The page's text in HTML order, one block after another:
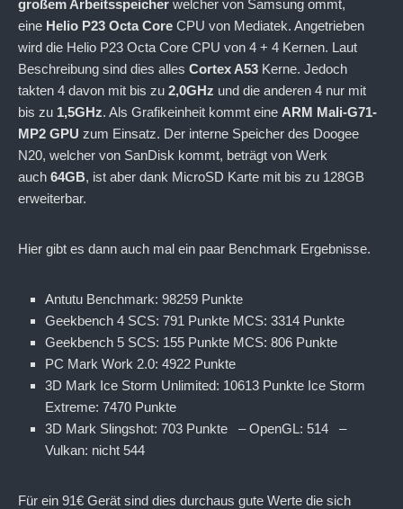
großem Arbeitsspeicher welcher von Samsung ommt,
eine Helio P23 Octa Core CPU von Mediatek. Angetrieben
wird die Helio P23 Octa Core CPU von 4 + 4 Kernen. Laut
Beschreibung sind dies alles Cortex A53 Kerne. Jedoch
takten 4 davon mit bis zu 2,0GHz und die anderen 4 nur mit
bis zu 1,5GHz. Als Grafikeinheit kommt eine ARM Mali-G71-
MP2 GPU zum Einsatz. Der interne Speicher des Doogee
N20, welcher von SanDisk kommt, beträgt von Werk
auch 64GB, ist aber dank MicroSD Karte mit bis zu 128GB
erweiterbar.
Hier gibt es dann auch mal ein paar Benchmark Ergebnisse.
Antutu Benchmark: 98259 Punkte
Geekbench 4 SCS: 791 Punkte MCS: 3314 Punkte
Geekbench 5 SCS: 155 Punkte MCS: 806 Punkte
PC Mark Work 2.0: 4922 Punkte
3D Mark Ice Storm Unlimited: 10613 Punkte Ice Storm
Extreme: 7470 Punkte
3D Mark Slingshot: 703 Punkte – OpenGL: 514 –
Vulkan: nicht 544
Für ein 91€ Gerät sind dies durchaus gute Werte die sich